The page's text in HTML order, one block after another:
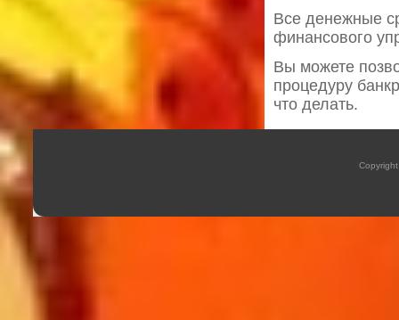
Все денежные
финансового
Вы можете
процедуру
что делать.